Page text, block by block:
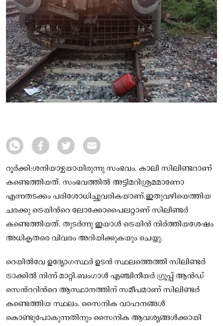
റൂർക്കി:ശനിയാഴ്ചയായിരുന്നു സംഭവം. കാലി സിലിണ്ടറാണ്
കണ്ടെത്തിയത്. സംഭവത്തില്‍ അട്ടിമറിശ്രമമാണോ
എന്നതടക്കം പരിശോധിച്ചുവരികയാണ്.ഇതുവഴിയെത്തിയ
ചരക്കു ട്രെയിന്‍റെ ലോക്കോപൈലറ്റാണ് സിലിണ്ടർ
കണ്ടെത്തിയത്. തുടർന്നു ഇയാള്‍ ട്രെയിൻ നിർത്തിയശേഷം
അധികൃതരെ വിവരം അറിയിക്കുകയും ചെയ്തു.
റെയില്‍വേ ഉദ്യോഗസ്ഥർ ഉടൻ സ്ഥലത്തെത്തി സിലിണ്ടർ
ട്രാക്കില്‍ നിന്ന് മാറ്റി.ബംഗാള്‍ എഞ്ചിനീയർ ഗ്രൂപ്പ് ആൻഡ്
സെന്‍ററിന്‍റെ ആസ്ഥാനത്തിന് സമീപമാണ് സിലിണ്ടർ
കണ്ടെത്തിയ സ്ഥലം. സൈനിക വാഹനങ്ങള്‍
കൊണ്ടുപോകുന്നതിനും സൈനിക ആവശ്യങ്ങള്‍ക്കായി